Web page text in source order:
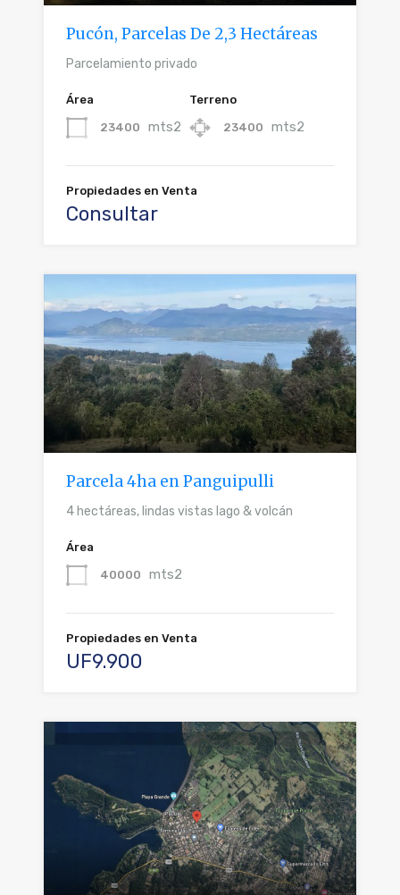
Pucón, Parcelas De 2,3 Hectáreas
Parcelamiento privado
Área
23400 mts2
Terreno
23400 mts2
Propiedades en Venta
Consultar
Parcela 4ha en Panguipulli
4 hectáreas, lindas vistas lago & volcán
Área
40000 mts2
Propiedades en Venta
UF9.900